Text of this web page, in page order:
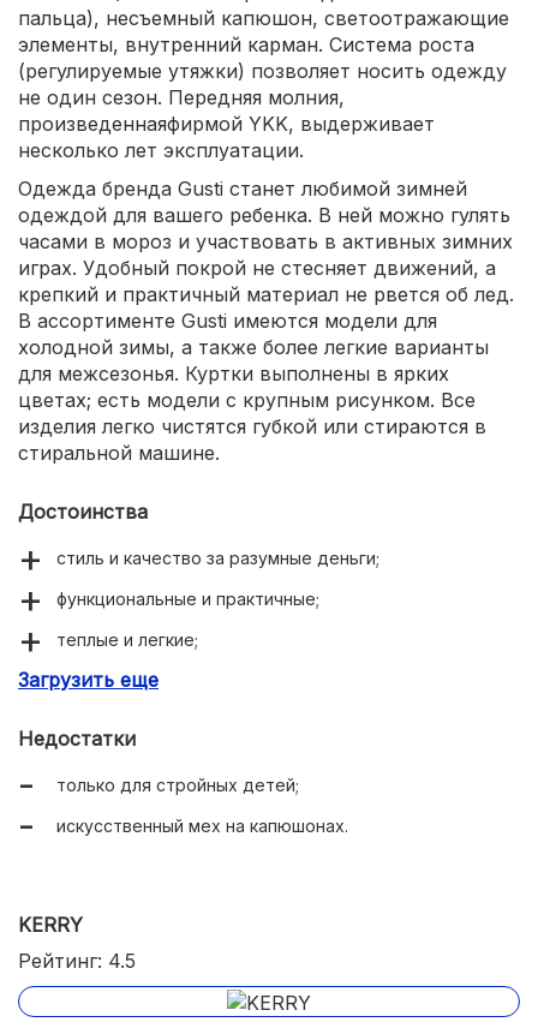
пальца), несъемный капюшон, светоотражающие
элементы, внутренний карман. Система роста
(регулируемые утяжки) позволяет носить одежду
не один сезон. Передняя молния,
произведеннаяфирмой YKK, выдерживает
несколько лет эксплуатации.
Одежда бренда Gusti станет любимой зимней
одеждой для вашего ребенка. В ней можно гулять
часами в мороз и участвовать в активных зимних
играх. Удобный покрой не стесняет движений, а
крепкий и практичный материал не рвется об лед.
В ассортименте Gusti имеются модели для
холодной зимы, а также более легкие варианты
для межсезонья. Куртки выполнены в ярких
цветах; есть модели с крупным рисунком. Все
изделия легко чистятся губкой или стираются в
стиральной машине.
Достоинства
стиль и качество за разумные деньги;
функциональные и практичные;
теплые и легкие;
подходят для сильных морозов;
молнии;
хорошо сидят на стройных детях;
карманы на молниях.
Загрузить еще
Недостатки
только для стройных детей;
искусственный мех на капюшонах.
KERRY
Рейтинг: 4.5